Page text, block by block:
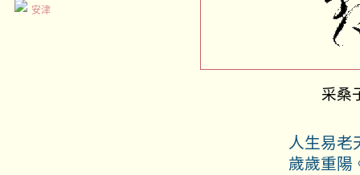
安津
采桑
人生易老天
歲歲重陽